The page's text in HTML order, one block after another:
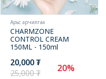
Арьс арчилгаа
CHARMZONE
CONTROL CREAM
150ML - 150ml
20,000 ₮
25,000 ₮
20%